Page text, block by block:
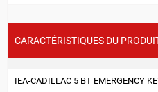
CARACTÉRISTIQUES DU
IEA-CADILLAC 5 BT EMERGENCY